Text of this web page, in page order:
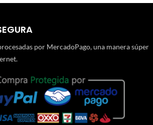
por MercadoPago, una manera súper